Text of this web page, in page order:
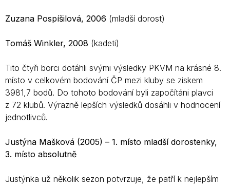
Zuzana Pospíšilová, 2006 (mladší dorost)
Tomáš Winkler, 2008 (kadeti)
Tito čtyři borci dotáhli svými výsledky PKVM na krásné 8.
místo v celkovém bodování ČP mezi kluby se ziskem
3981,7 bodů. Do tohoto bodování byli započítáni plavci
z 72 klubů. Výrazně lepších výsledků dosáhli v hodnocení
jednotlivců.
Justýna Mašková (2005) – 1. místo mladší dorostenky,
3. místo absolutně
Justýnka už několik sezon potvrzuje, že patří k nejlepším